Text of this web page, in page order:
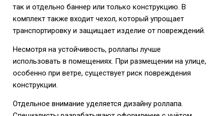
так и отдельно баннер или только конструкцию. В
комплект также входит чехол, который упрощает
транспортировку и защищает изделие от повреждений.
Несмотря на устойчивость, роллапы лучше
использовать в помещениях. При размещении на улице,
особенно при ветре, существует риск повреждения
конструкции.
Отдельное внимание уделяется дизайну роллапа.